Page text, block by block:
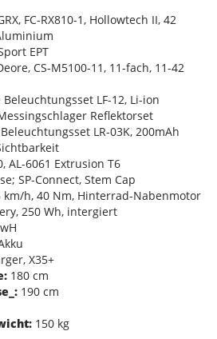
FC-RX810-1, Hollowtech II, 42
EPT
CS-M5100-11, 11-fach, 11-42
LF-12, Li-ion
Reflektorset
LR-03K, 200mAh
AL-6061 Extrusion T6
SP-Connect, Stem Cap
km/h, 40 Nm, Hinterrad-Nabenmotor
250 Wh, intergiert
X35+
180 cm
190 cm
150 kg